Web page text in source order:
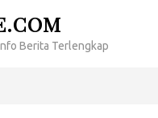
Berita Terlengkap